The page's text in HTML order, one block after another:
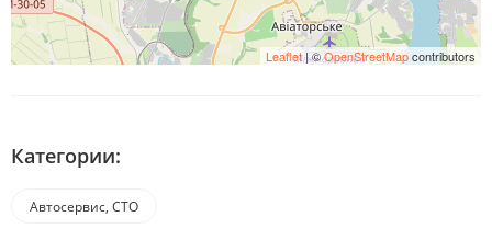
Leaflet| ©OpenStreetMapcontributors
Категории:
Автосервис, СТО